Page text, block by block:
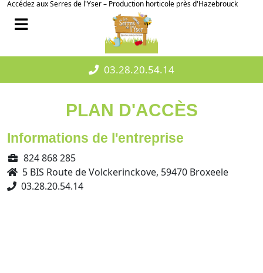
Accédez aux Serres de l'Yser – Production horticole près d'Hazebrouck
03.28.20.54.14
PLAN D'ACCÈS
Informations de l'entreprise
824 868 285
5 BIS Route de Volckerinckove, 59470 Broxeele
03.28.20.54.14